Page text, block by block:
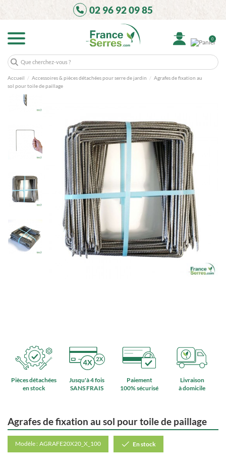
02 96 92 09 85
0
Accueil Accessoires & pièces détachées pour serre de jardin
Agrafes de fixation au
sol pour toile de paillage
Pièces détachées
en stock
Jusqu'à 4 fois
SANS FRAIS
Paiement
100% sécurisé
Livraison
à domicile
Agrafes de fixation au sol pour toile de paillage
Modèle : AGRAFE20X20_X_100 En stock